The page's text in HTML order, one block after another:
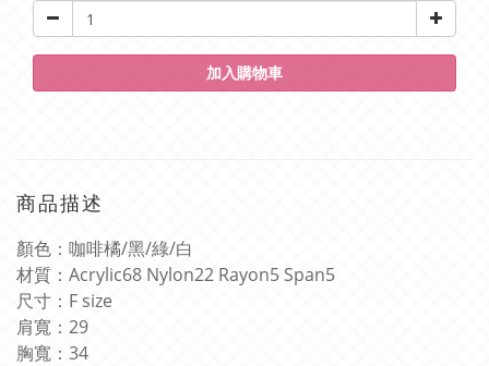
加入購物車
商品描述
顏色：咖啡橘/黑/綠/白
材質： Acrylic68 Nylon22 Rayon5 Span5
尺寸： F size
肩寬： 29
胸寬： 34